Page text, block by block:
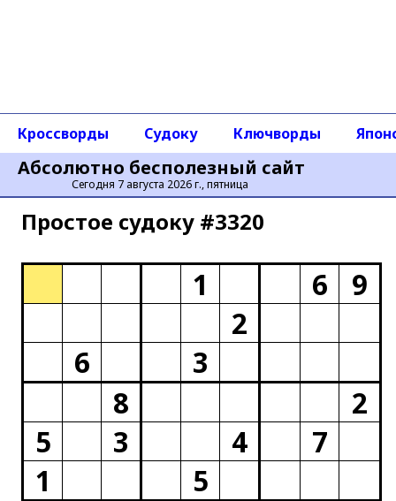
Абсолютно бесполезный сайт
Сегодня 7 августа 2026 г., пятница
Кроссворды Судоку Ключворды
Простое cудоку #3320
1 6
9
2
6
3
8
2
5
3 4
7
1
5